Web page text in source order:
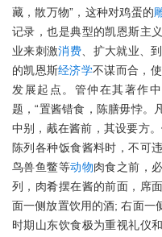
藏，散万物”，这种对鸡蛋的
记录，也是典型的凯恩斯主
业来刺激消费 、扩大就业、
的凯恩斯经济学不谋而合，
发展起点。管仲在其著作
题，“置酱错食，陈膳毋悖。
中别，胾在酱前，其设要方
陈列各种饭食酱料时，不可
鸟兽鱼鳖等动物肉食之前，
列，肉肴摆在酱的前面，席
面一侧放置饮用的酒; 右面一
时期山东饮食极为重视礼仪